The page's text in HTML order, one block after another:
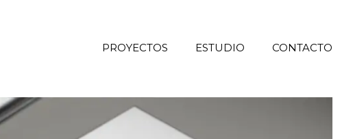
PROYECTOS ESTUDIO CONTACTO